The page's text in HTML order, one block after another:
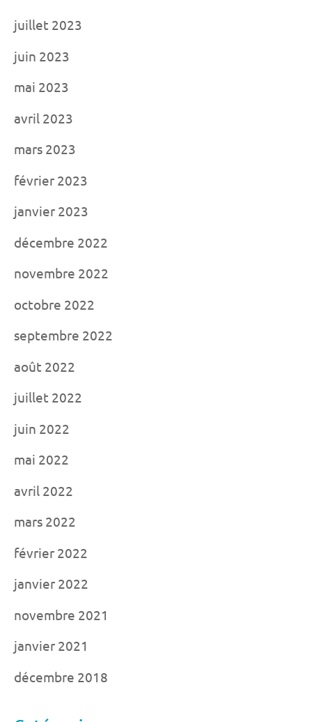
juillet 2023
juin 2023
mai 2023
avril 2023
mars 2023
février 2023
janvier 2023
décembre 2022
novembre 2022
octobre 2022
septembre 2022
août 2022
juillet 2022
juin 2022
mai 2022
avril 2022
mars 2022
février 2022
janvier 2022
novembre 2021
janvier 2021
décembre 2018